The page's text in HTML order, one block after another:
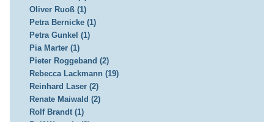
Oliver Ruoß (1)
Petra Bernicke (1)
Petra Gunkel (1)
Pia Marter (1)
Pieter Roggeband (2)
Rebecca Lackmann (19)
Reinhard Laser (2)
Renate Maiwald (2)
Rolf Brandt (1)